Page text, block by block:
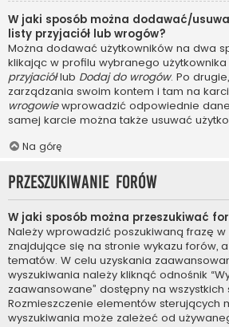
W jaki sposób można dodawać/
listy przyjaciół lub wrogów?
Można dodawać użytkowników na dwa
klikając w profilu wybranego
przyjaciółlub Dodaj do wrogów. Po
zarządzania swoim kontem i tam na
wrogowiewprowadzić odpowiednie
samej karcie można także usuwać
Na górę
Przeszukiwanie forów
W jaki sposób można przeszukiwać
Należy wprowadzić poszukiwaną frazę
znajdujące się na stronie wykazu forów,
tematów. W celu uzyskania
wyszukiwania należy kliknąć odnośnik
zaawansowane” dostępny na wszystkich
Rozmieszczenie elementów sterujących
wyszukiwania może zależeć od